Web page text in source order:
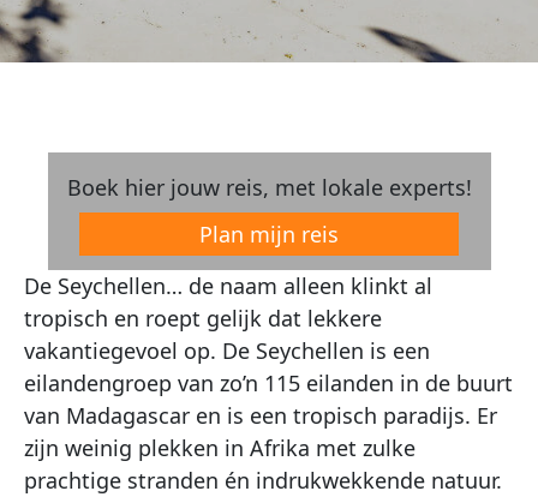
Boek hier jouw reis, met lokale experts!
Plan mijn reis
De Seychellen… de naam alleen klinkt al
tropisch en roept gelijk dat lekkere
vakantiegevoel op. De Seychellen is een
eilandengroep van zo’n 115 eilanden in de buurt
van Madagascar en is een tropisch paradijs. Er
zijn weinig plekken in Afrika met zulke
prachtige stranden én indrukwekkende natuur.